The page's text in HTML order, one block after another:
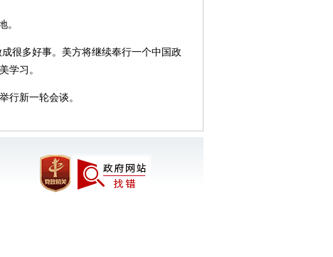
。
很多好事。美方将继续奉行一个中国政
学习。
行新一轮会谈。